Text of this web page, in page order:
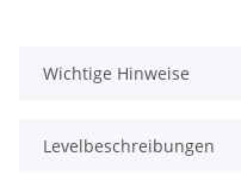
Wichtige Hinweise
Levelbeschreibungen